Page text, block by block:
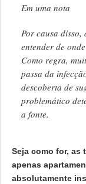
Em uma nota
Por causa
entender de
Como regra,
passa da
descoberta de
problemático
a fonte.
Seja como for, as
apenas
absolutamente